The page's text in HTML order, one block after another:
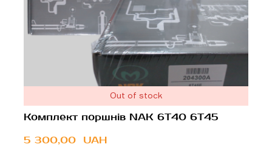
Out of stock
Комплект поршнів NAK 6T40 6T45
5 300,00  UAH